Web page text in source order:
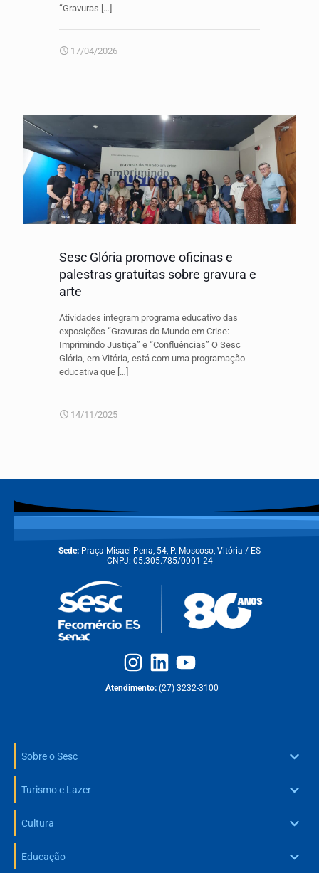
“Gravuras […]
17/04/2026
Sesc Glória promove oficinas e
palestras gratuitas sobre gravura e
arte
Atividades integram programa educativo das
exposições “Gravuras do Mundo em Crise:
Imprimindo Justiça” e “Confluências” O Sesc
Glória, em Vitória, está com uma programação
educativa que […]
14/11/2025
Sede: Praça Misael Pena, 54, P. Moscoso, Vitória / ES
CNPJ: 05.305.785/0001-24
Atendimento: (27) 3232-3100
Sobre o Sesc
Turismo e Lazer
Cultura
Educação